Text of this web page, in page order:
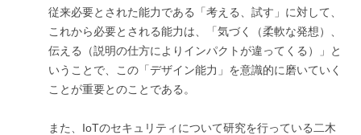
従来必要とされた能力である「考える、試す」に対して、
これから必要とされる能力は、「気づく（柔軟な発想）、
伝える（説明の仕方によりインパクトが違ってくる）」と
いうことで、この「デザイン能力」を意識的に磨いていく
ことが重要とのことである。
また、IoTのセキュリティについて研究を行っている二木